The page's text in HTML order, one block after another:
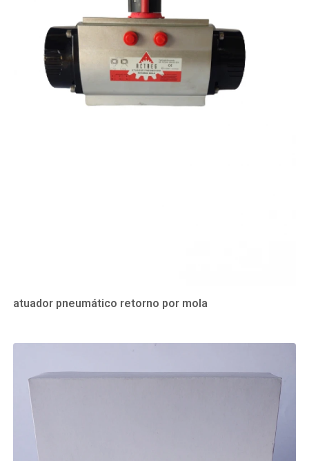
atuador pneumático retorno por mola